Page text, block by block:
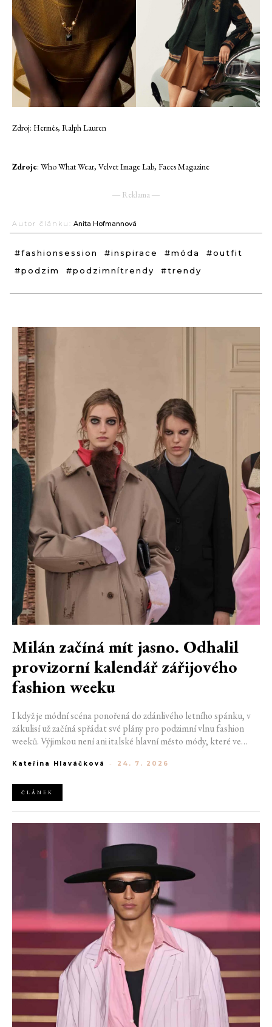
Zdroj: Hermès, Ralph Lauren
Zdroje: Who What Wear, Velvet Image Lab, Faces Magazine
― Reklama ―
Autor článku: Anita Hofmannová
#fashionsession #inspirace #móda
#outfit
#podzim
#podzimnítrendy #trendy
Milán začíná mít jasno. Odhalil
provizorní kalendář zářijového
fashion weeku
I když je módní scéna ponořená do zdánlivého letního spánku, v
zákulisí už začíná spřádat své plány pro podzimní vlnu fashion
weeků. Výjimkou není ani italské hlavní město módy, které ve
22. do 28. září přivítá tradiční jména, pozornost však zaměří
Moschino.
Kateřina Hlaváčková - 24. 7. 2026
ČLÁNEK